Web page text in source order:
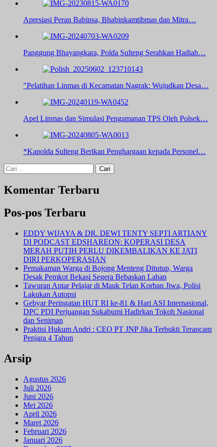
Apresiasi Peran Babinsa, Bhabinkamtibmas dan Mitra…
Panggung Bhayangkara, Polda Sulteng Serahkan Hadiah…
"Pelatihan Linmas di Kecamatan Nagrak: Wujudkan Desa…
Apel Linmas dan Simulasi Pengamanan TPS Oleh Polsek…
*Kapolda Sulteng Berikan Penghargaan kepada Personel…
Cari
untuk:
Komentar Terbaru
Pos-pos Terbaru
EDDY WIJAYA & DR. DEWI TENTY SEPTI ARTIANY
DI PODCAST EDSHAREON: KOPERASI DESA
MERAH PUTIH PERLU DIKEMBALIKAN KE JATI
DIRI PERKOPERASIAN
Pemakaman Warga di Bojong Menteng Ditutup, Warga
Desak Pemkot Bekasi Segera Bebaskan Lahan
Tawuran Antar Pelajar di Mauk Telan Korban Jiwa, Polisi
Lakukan Autopsi
Gebyar Peringatan HUT RI ke-81 & Hari ASI Internasional,
DPC PDI Perjuangan Sukabumi Hadirkan Tokoh Nasional
dan Seniman
Praktisi Hukum Andri : CEO PT JNP Jika Terbukti Terancam
Penjara 4 Tahun
Arsip
Agustus 2026
Juli 2026
Juni 2026
Mei 2026
April 2026
Maret 2026
Februari 2026
Januari 2026